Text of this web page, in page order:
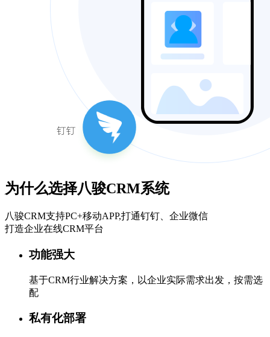
为什么选择八骏CRM系统
八骏CRM支持PC+移动APP,打通钉钉、企业微信
打造企业在线CRM平台
功能强大
基于CRM行业解决方案，以企业实际需求出发，按需选
配
私有化部署